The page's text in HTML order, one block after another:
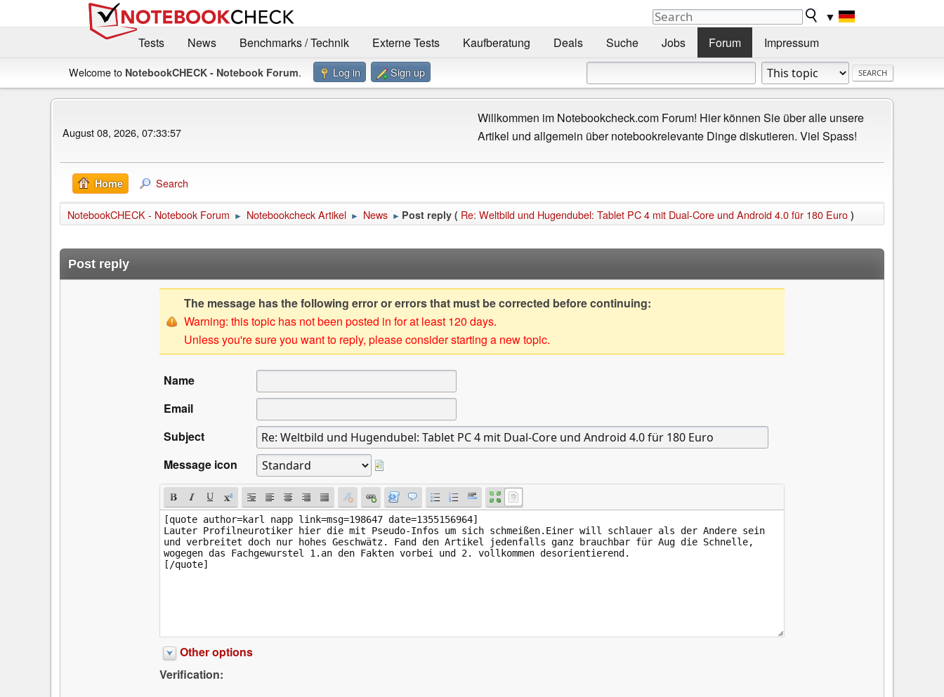
▼
Tests
News Benchmarks / Technik Externe Tests Kaufberatung Deals Suche Jobs Forum Impressum
Welcome to NotebookCHECK - Notebook Forum. Log in Sign up
August 08, 2026, 07:33:57
Willkommen im Notebookcheck.com Forum! Hier können Sie über alle unsere
Artikel und allgemein über notebookrelevante Dinge diskutieren. Viel Spass!
Home Search
NotebookCHECK - Notebook Forum ► Notebookcheck Artikel ► News ► Post reply ( Re: Weltbild und Hugendubel: Tablet PC 4 mit Dual-Core und Android 4.0 für 180 Euro )
Post reply
The message has the following error or errors that must be corrected before continuing:
Warning: this topic has not been posted in for at least 120 days.
Unless you're sure you want to reply, please consider starting a new topic.
Name
Email
Subject
Message icon
Other options
Verification: